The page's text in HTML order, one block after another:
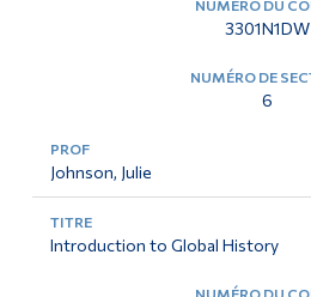
3301N1DW
6
Johnson, Julie
Introduction to Global History